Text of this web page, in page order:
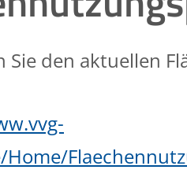
Sie den aktuellen
Home/